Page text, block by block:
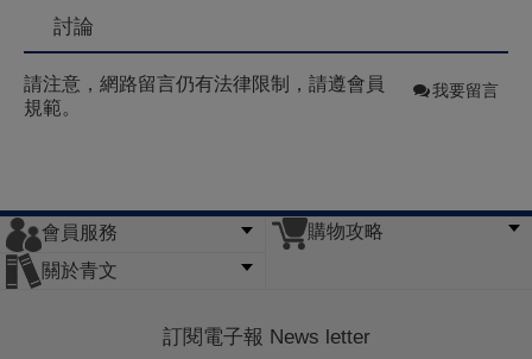
討論
請注意，網路留言仍有法律限制，請遵會員
規範。
我要留言
會員服務
會員辦法
客服信箱
隱私條款
網站導覽
購物攻略
關於青文
訂閱電子報 News letter